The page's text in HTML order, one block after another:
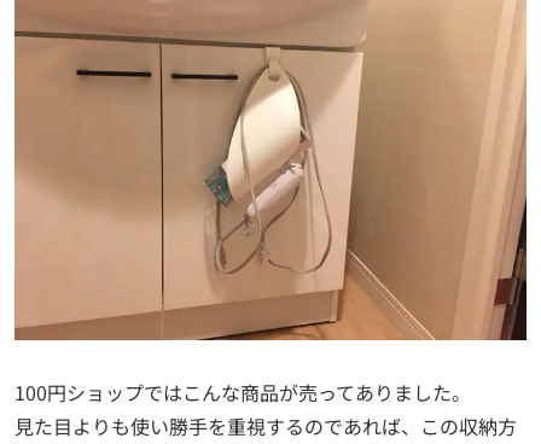
100円ショップではこんな商品が売ってありました。
見た目よりも使い勝手を重視するのであれば、この収納方